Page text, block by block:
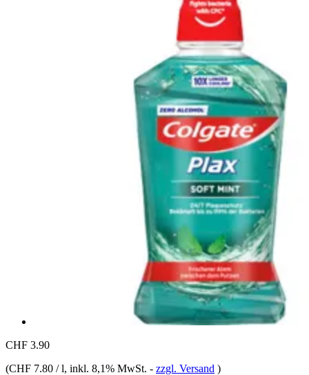
CHF 3.90
(CHF 7.80 / l, inkl. 8,1% MwSt. - zzgl. Versand )